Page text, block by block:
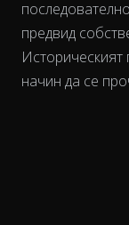
предвид
Историческият
начин да се